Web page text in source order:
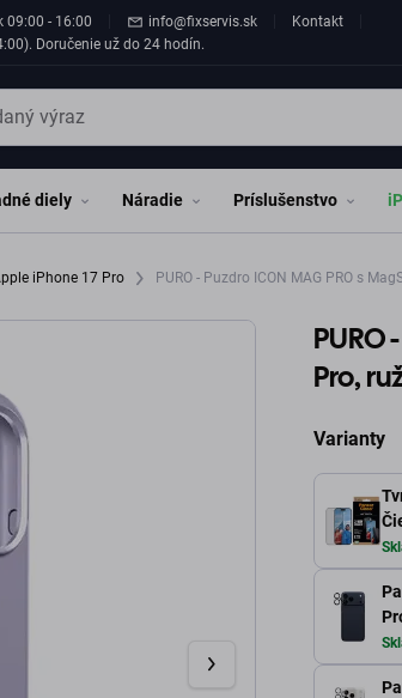
09:00 - 16:00 info@fixservis.sk
Kontakt
Doručenie už do 24 hodín.
diely Náradie Príslušenstvo
iPhone 17 Pro PURO - Puzdro ICON MAG PRO s
PURO
Pro,
Varianty